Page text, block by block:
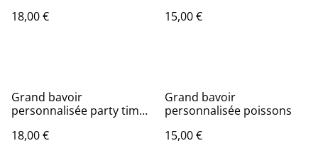
18,00 €
15,00 €
Grand bavoir
personnalisée party time
18,00 €
Grand bavoir
personnalisée poissons
15,00 €